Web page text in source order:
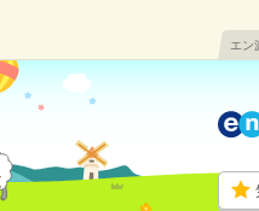
エン